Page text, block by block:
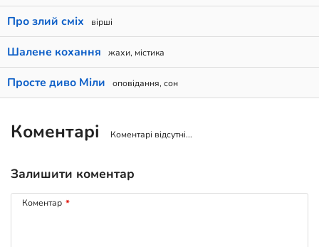
Про злий сміх вірші
Шалене кохання жахи, містика
Просте диво Міли оповідання, сон
Коментарі Коментарі відсутні...
Залишити коментар
Коментар *